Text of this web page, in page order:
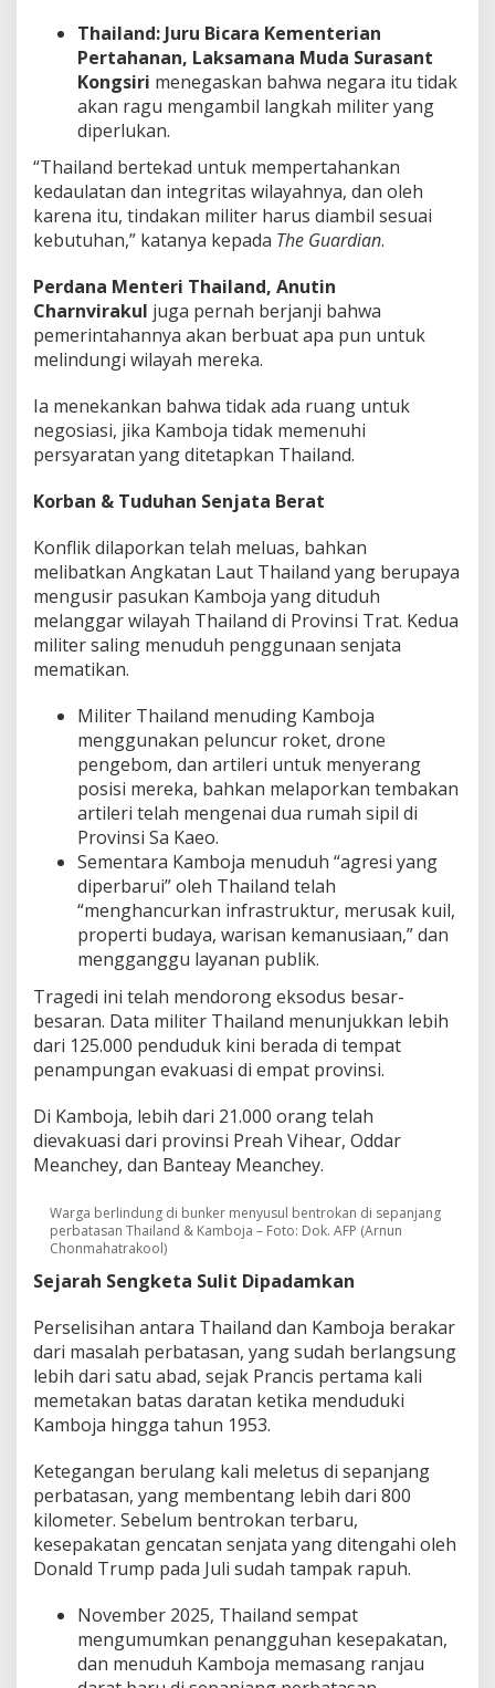
Thailand: Juru Bicara Kementerian
Pertahanan, Laksamana Muda Surasant
Kongsiri menegaskan bahwa negara itu tidak
akan ragu mengambil langkah militer yang
diperlukan.
“Thailand bertekad untuk mempertahankan
kedaulatan dan integritas wilayahnya, dan oleh
karena itu, tindakan militer harus diambil sesuai
kebutuhan,” katanya kepada The Guardian.
Perdana Menteri Thailand, Anutin
Charnvirakul juga pernah berjanji bahwa
pemerintahannya akan berbuat apa pun untuk
melindungi wilayah mereka.
Ia menekankan bahwa tidak ada ruang untuk
negosiasi, jika Kamboja tidak memenuhi
persyaratan yang ditetapkan Thailand.
Korban & Tuduhan Senjata Berat
Konflik dilaporkan telah meluas, bahkan
melibatkan Angkatan Laut Thailand yang berupaya
mengusir pasukan Kamboja yang dituduh
melanggar wilayah Thailand di Provinsi Trat. Kedua
militer saling menuduh penggunaan senjata
mematikan.
Militer Thailand menuding Kamboja
menggunakan peluncur roket, drone
pengebom, dan artileri untuk menyerang
posisi mereka, bahkan melaporkan tembakan
artileri telah mengenai dua rumah sipil di
Provinsi Sa Kaeo.
Sementara Kamboja menuduh “agresi yang
diperbarui” oleh Thailand telah
“menghancurkan infrastruktur, merusak kuil,
properti budaya, warisan kemanusiaan,” dan
mengganggu layanan publik.
Tragedi ini telah mendorong eksodus besar-
besaran. Data militer Thailand menunjukkan lebih
dari 125.000 penduduk kini berada di tempat
penampungan evakuasi di empat provinsi.
Di Kamboja, lebih dari 21.000 orang telah
dievakuasi dari provinsi Preah Vihear, Oddar
Meanchey, dan Banteay Meanchey.
Warga berlindung di bunker menyusul bentrokan di sepanjang
perbatasan Thailand & Kamboja – Foto: Dok. AFP (Arnun
Chonmahatrakool)
Sejarah Sengketa Sulit Dipadamkan
Perselisihan antara Thailand dan Kamboja berakar
dari masalah perbatasan, yang sudah berlangsung
lebih dari satu abad, sejak Prancis pertama kali
memetakan batas daratan ketika menduduki
Kamboja hingga tahun 1953.
Ketegangan berulang kali meletus di sepanjang
perbatasan, yang membentang lebih dari 800
kilometer. Sebelum bentrokan terbaru,
kesepakatan gencatan senjata yang ditengahi oleh
Donald Trump pada Juli sudah tampak rapuh.
November 2025, Thailand sempat
mengumumkan penangguhan kesepakatan,
dan menuduh Kamboja memasang ranjau